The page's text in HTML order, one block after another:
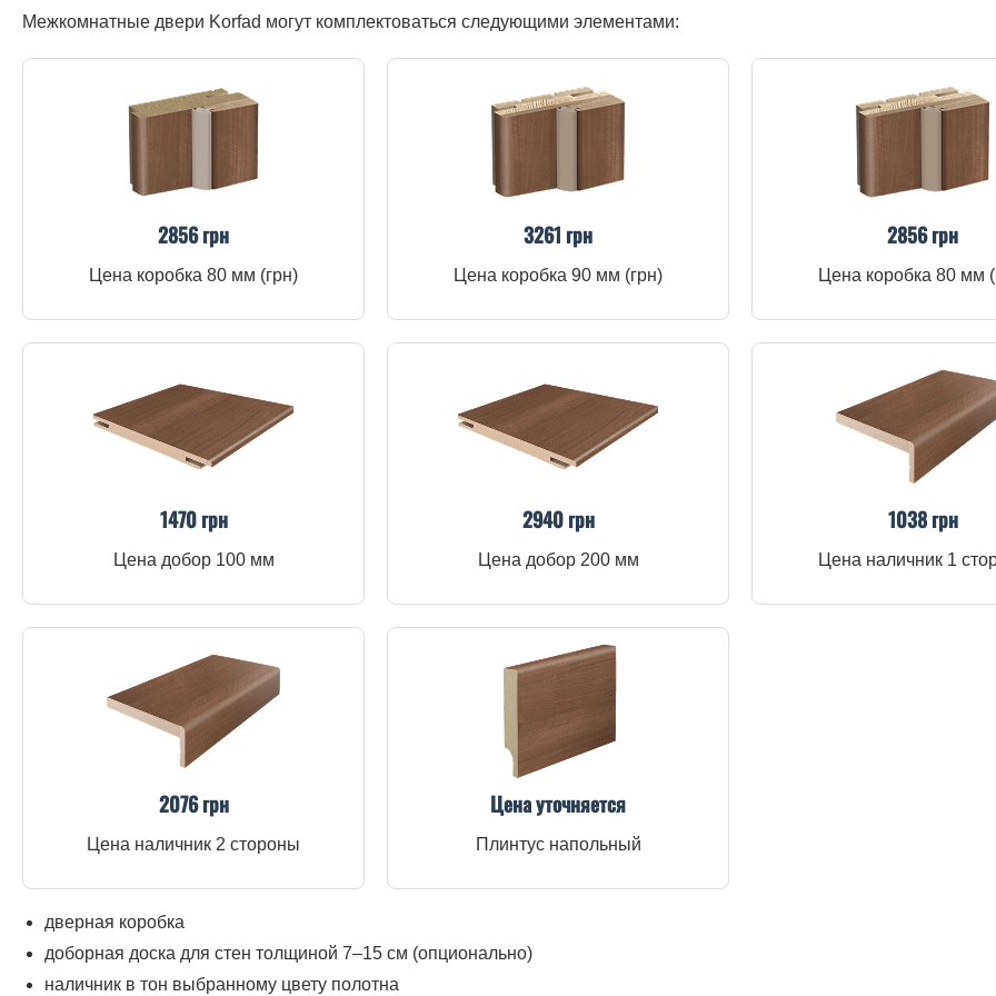
Межкомнатные двери Korfad могут комплектоваться следующими элементами:
2856 грн
Цена коробка 80 мм (грн)
3261 грн
Цена коробка 90 мм (грн)
2856 грн
Цена коробка 80 мм
1470 грн
Цена добор 100 мм
2940 грн
Цена добор 200 мм
1038 грн
Цена наличник 1
2076 грн
Цена наличник 2 стороны
Цена уточняется
Плинтус напольный
дверная коробка
доборная доска для стен толщиной 7–15 см (опционально)
наличник в тон выбранному цвету полотна